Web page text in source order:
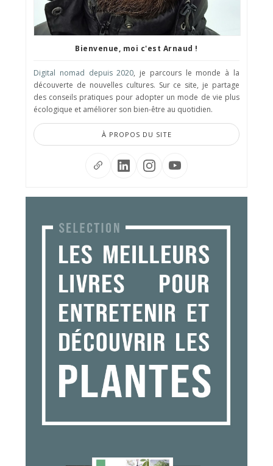
Bienvenue, moi c'est Arnaud !
Digital nomad depuis 2020, je parcours le monde à la
découverte de nouvelles cultures. Sur ce site, je partage
des conseils pratiques pour adopter un mode de vie plus
écologique et améliorer son bien-être au quotidien.
À PROPOS DU SITE